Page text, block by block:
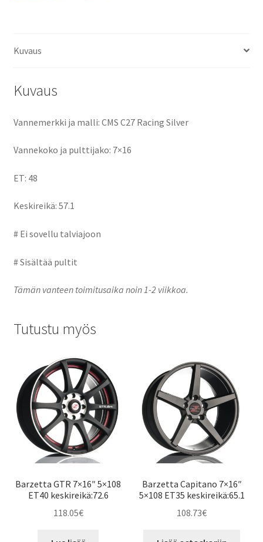
o
Kuvaus
Kuvaus
Vannemerkki ja malli: CMS C27 Racing Silver
Vannekoko ja pulttijako: 7×16
ET: 48
Keskireikä: 57.1
# Ei sovellu talviajoon
# Sisältää pultit
Tämän vanteen toimitusaika noin 1-2 viikkoa.
Tutustu myös
Barzetta GTR 7×16″ 5×108
ET40 keskireikä:72.6
118.05€
Barzetta Capitano 7×16″
5×108 ET35 keskireikä:65.1
108.73€